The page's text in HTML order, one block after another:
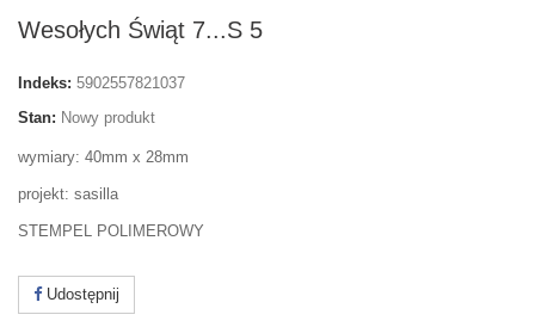
Wesołych Świąt 7...S 5
Indeks: 5902557821037
Stan: Nowy produkt
wymiary: 40mm x 28mm
projekt: sasilla
STEMPEL POLIMEROWY
Udostępnij